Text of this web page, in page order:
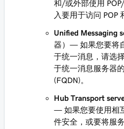
和/或外部使用
入要用于访问 POP
Unified Messaging
器）— 如果您要将
于统一消息，请选
于统一消息服务器
(FQDN)。
Hub Transport
— 如果您要使用相
件安全，或要将服